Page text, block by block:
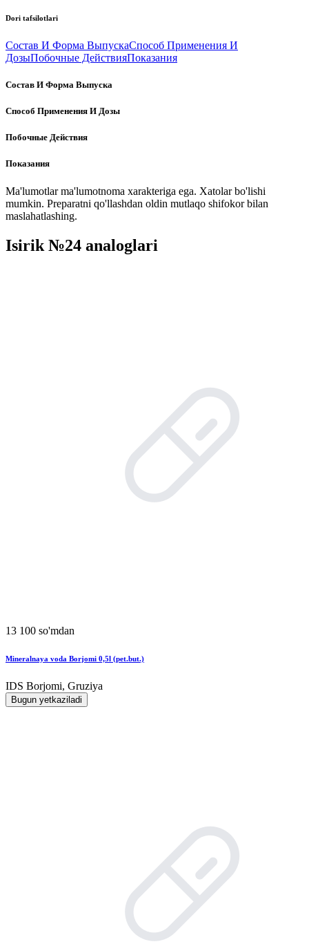
Dori tafsilotlari
Состав И Форма ВыпускаСпособ Применения И
ДозыПобочные ДействияПоказания
Состав И Форма Выпуска
Способ Применения И Дозы
Побочные Действия
Показания
Ma'lumotlar ma'lumotnoma xarakteriga ega. Xatolar bo'lishi
mumkin. Preparatni qo'llashdan oldin mutlaqo shifokor bilan
maslahatlashing.
Isirik №24 analoglari
13 100 so'mdan
Mineralnaya voda Borjomi 0,5l (pet.but.)
IDS Borjomi, Gruziya
Bugun yetkaziladi